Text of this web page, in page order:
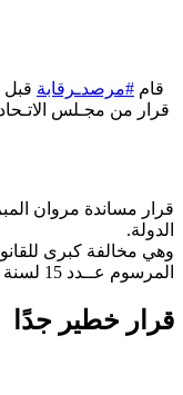
قام #مرصدـرقابة قبل
الدولة.
وهي مخالفة كبرى
المرسوم عــدد 15 لسنة 2011 المؤرخ في 26 مارس 2011)، منذ نهاية مهام تلك اللجنة في 25 مارس 2015.
قرار خطير جدًا